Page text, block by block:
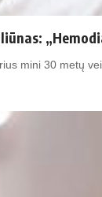
mini 30 metų